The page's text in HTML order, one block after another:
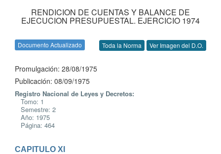
RENDICION DE CUENTAS Y BALANCE DE
EJECUCION PRESUPUESTAL. EJERCICIO 1974
Documento Actualizado Toda la Norma Ver Imagen del D.O.
Promulgación: 28/08/1975
Publicación: 08/09/1975
Registro Nacional de Leyes y Decretos:
Tomo: 1
Semestre: 2
Año: 1975
Página: 464
CAPITULO XI